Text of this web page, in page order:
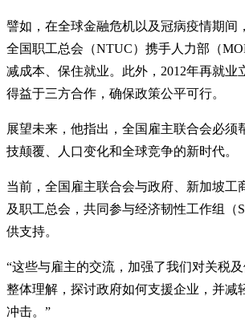
譬如，在全球金融危机以及冠病疫情期间
全国职工总会（NTUC）携手人力部（
减成本、保住就业。此外，2012年再就业
得益于三方合作，确保政策公平可行。
展望未来，他指出，全国雇主联合会必须
技颠覆、人口变化和全球竞争的新时代。
当前，全国雇主联合会与政府、新加坡工
及职工总会，共同参与经济韧性工作组（
供支持。
“这些与雇主的交流，加强了我们对关税
整体理解，探讨政府如何支援企业，并减
冲击。”